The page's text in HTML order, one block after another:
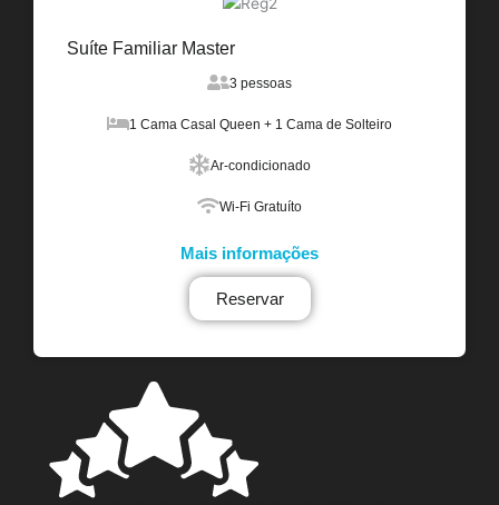
Suíte Familiar Master
3 pessoas
1 Cama Casal Queen + 1 Cama de Solteiro
Ar-condicionado
Wi-Fi Gratuíto
Mais informações
Reservar